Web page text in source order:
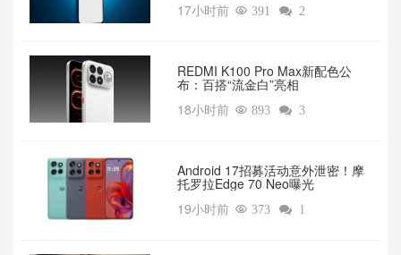
17小时前  391  2
REDMI K100 Pro Max新配色公
布：百搭“流金白”亮相
18小时前  893  3
Android 17招募活动意外泄密！摩
托罗拉Edge 70 Neo曝光
19小时前  373  1